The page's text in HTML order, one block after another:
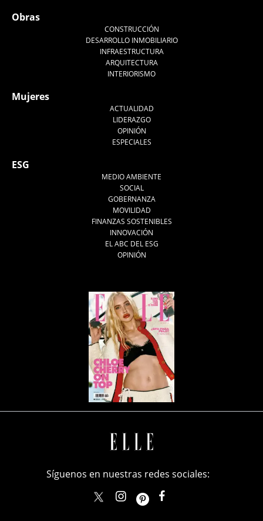
Obras
CONSTRUCCIÓN
DESARROLLO INMOBILIARIO
INFRAESTRUCTURA
ARQUITECTURA
INTERIORISMO
Mujeres
ACTUALIDAD
LIDERAZGO
OPINIÓN
ESPECIALES
ESG
MEDIO AMBIENTE
SOCIAL
GOBERNANZA
MOVILIDAD
FINANZAS SOSTENIBLES
INNOVACIÓN
EL ABC DEL ESG
OPINIÓN
Síguenos en nuestras redes sociales:
elle_mexicoellemexico